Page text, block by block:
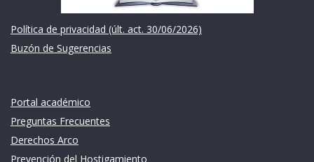
Política de privacidad (últ. act. 30/06/2026)
Buzón de Sugerencias
Portal académico
Preguntas Frecuentes
Derechos Arco
Prevención del Hostigamiento